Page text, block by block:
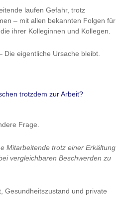
laufen Gefahr, trotz
– mit allen bekannten Folgen für
ihrer Kolleginnen und Kollegen.
Die eigentliche Ursache bleibt.
trotzdem zur Arbeit?
Frage.
Mitarbeitende trotz einer Erkältung
vergleichbaren Beschwerden zu
Gesundheitszustand und private